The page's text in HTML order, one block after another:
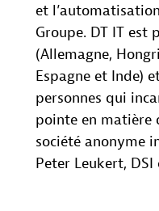
et
Groupe. DT IT est
(Allemagne,
Espagne et Inde)
personnes qui
pointe en matière
société anonyme
Peter Leukert, DSI